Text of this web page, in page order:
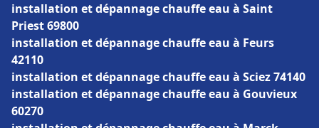
installation et dépannage chauffe eau à Saint
Priest 69800
installation et dépannage chauffe eau à Feurs
42110
installation et dépannage chauffe eau à Sciez 74140
installation et dépannage chauffe eau à Gouvieux
60270